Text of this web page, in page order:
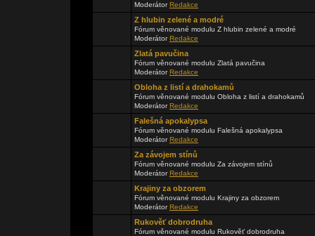
ModerátorRedakce
Z hlubin zelené a modré
Fórum věnované modulu Z hlubin zelené a modré
ModerátorRedakce
Zlatá pavučina
Fórum věnované modulu Zlatá pavučina
ModerátorRedakce
Obloha z listí a drahokamů
Fórum věnované modulu Obloha z listí a drahokamů
ModerátorRedakce
Falešná apokalypsa
Fórum věnované modulu Falešná apokalypsa
ModerátorRedakce
Za závojem stínů
Fórum věnované modulu Za závojem stínů
ModerátorRedakce
Krajiny za obzorem
Fórum věnované modulu Krajiny za obzorem
ModerátorRedakce
Rukověť dobrodruha
Fórum věnované modulu Rukověť dobrodruha